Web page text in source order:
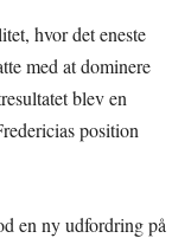
hvor det eneste
med at dominere
blev en
position
en ny udfordring på